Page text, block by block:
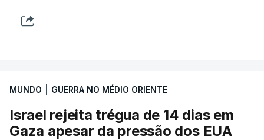
MUNDO GUERRA NO MÉDIO ORIENTE
Israel rejeita trégua de 14 dias em
Gaza apesar da pressão dos EUA